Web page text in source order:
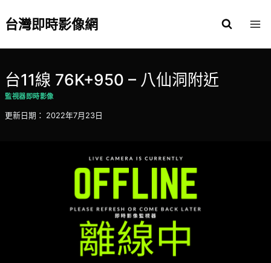
to台灣即時影像網
台11線 76K+950 – 八仙洞附近
監視器即時影像
更新日期： 2022年7月23日